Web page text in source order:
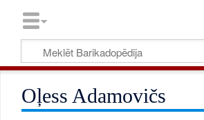
Oļess Adamovičs